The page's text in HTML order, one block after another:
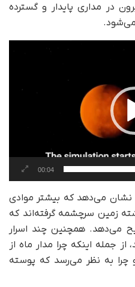
در مداری پایدار و گسترده
می‌شود.
00:04
نشان می‌دهد که بیشتر موادی
زمین سرچشمه گرفته‌اند که
می‌دهد. همچنین چند اسرار
جمله اینکه چرا مدار ماه از
چرا به نظر می‌رسد که پوسته